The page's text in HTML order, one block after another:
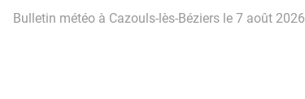
Bulletin météo à Cazouls-lès-Béziers le 7 août 2026